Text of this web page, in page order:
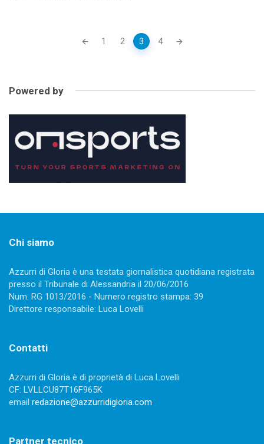
1 2 3 4
Powered by
Chi siamo
Azzurri di Gloria è una testata giornalistica quotidiana registrata
presso il Tribunale di Alessandria il 20/06/2016
Num. RG 1013/2016 - Numero registro stampa: 39
Direttore responsabile: Luca Lovelli
Contatti
Azzurri di Gloria è di proprietà di Luca Lovelli
CF: LVLLCU87T16F965K
email redazione@azzurridigloria.com
Partner tecnico